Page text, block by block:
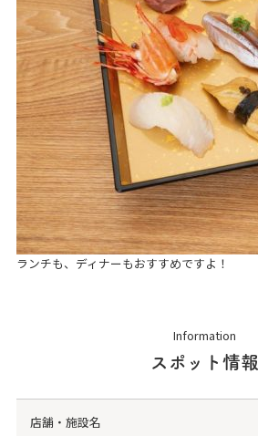
ランチも、ディナーもおすすめですよ！
Information
スポット情報
店舗・施設名